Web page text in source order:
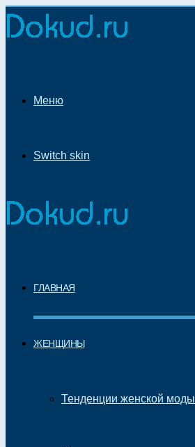
Меню
Switch skin
ГЛАВНАЯ
ЖЕНЩИНЫ
Тенденции женской моды